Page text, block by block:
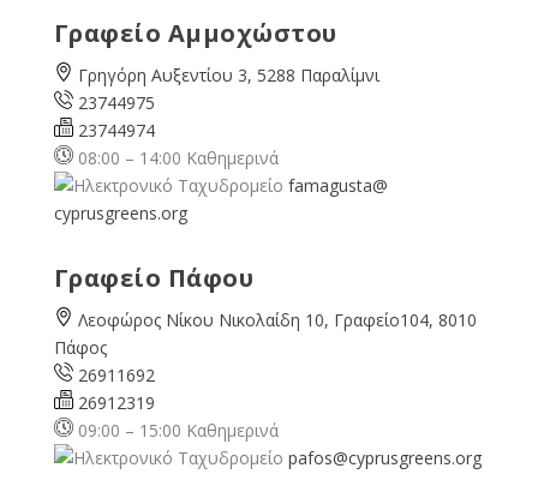
Γραφείο Αμμοχώστου
Γρηγόρη Αυξεντίου 3, 5288 Παραλίμνι
23744975
23744974
08:00 – 14:00 Καθημερινά
famagusta@
cyprusgreens.org
Γραφείο Πάφου
Λεοφώρος Νίκου Νικολαίδη 10, Γραφείο104, 8010
Πάφος
26911692
26912319
09:00 – 15:00 Καθημερινά
pafos@cyprusgreens.org